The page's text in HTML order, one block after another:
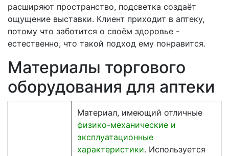
расширяют пространство, подсветка создаёт
ощущение выставки. Клиент приходит в аптеку,
потому что заботится о своём здоровье -
естественно, что такой подход ему понравится.
Материалы торгового
оборудования для аптеки
Материал, имеющий отличные
физико-механические и
эксплуатационные
характеристики. Используется